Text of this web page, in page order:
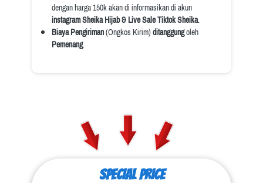
instagram Sheika Hijab & Live Sale Tiktok Sheika.
Biaya Pengiriman (Ongkos Kirim) ditanggung
Pemenang.
SPECIAL PRICE